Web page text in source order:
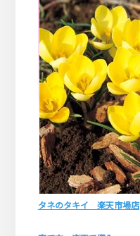
タネのタキイ 楽天市場店